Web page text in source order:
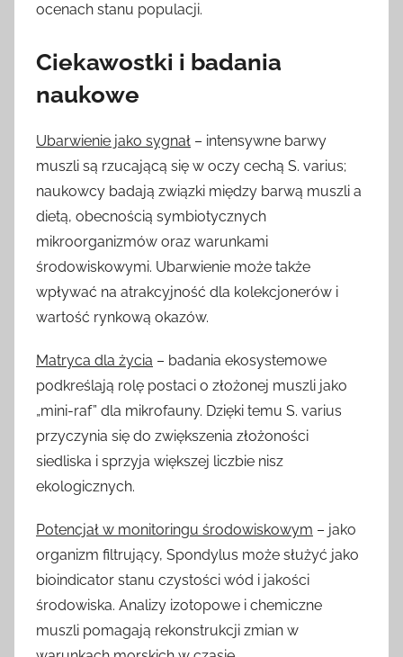
ocenach stanu populacji.
Ciekawostki i badania
naukowe
Ubarwienie jako sygnał – intensywne barwy
muszli są rzucającą się w oczy cechą S. varius;
naukowcy badają związki między barwą muszli a
dietą, obecnością symbiotycznych
mikroorganizmów oraz warunkami
środowiskowymi. Ubarwienie może także
wpływać na atrakcyjność dla kolekcjonerów i
wartość rynkową okazów.
Matryca dla życia – badania ekosystemowe
podkreślają rolę postaci o złożonej muszli jako
„mini-raf” dla mikrofauny. Dzięki temu S. varius
przyczynia się do zwiększenia złożoności
siedliska i sprzyja większej liczbie nisz
ekologicznych.
Potencjał w monitoringu środowiskowym – jako
organizm filtrujący, Spondylus może służyć jako
bioindicator stanu czystości wód i jakości
środowiska. Analizy izotopowe i chemiczne
muszli pomagają rekonstrukcji zmian w